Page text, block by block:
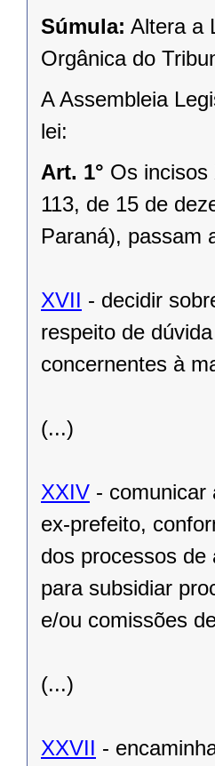
Súmula: Altera a
Orgânica do
A Assembleia
lei:
Art. 1° Os incisos
113, de 15 de
Paraná), passam
XVII - decidir
respeito de
concernentes à
(...)
XXIV - comunicar
ex-prefeito,
dos processos
para subsidiar
e/ou comissões
(...)
XXVII -